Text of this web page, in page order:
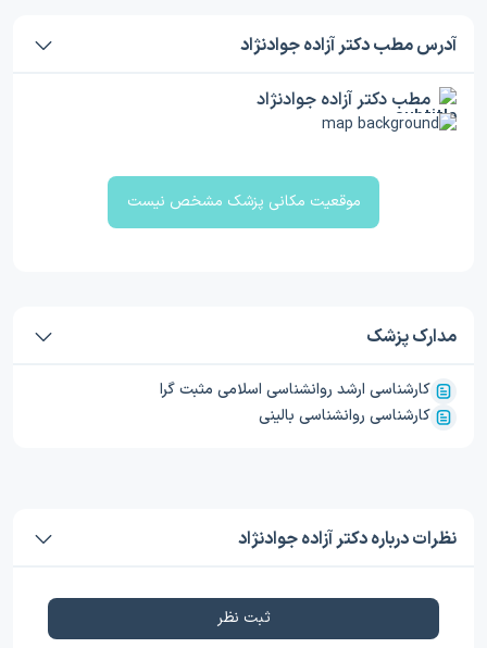
آدرس مطب دکتر آزاده جوادنژاد
مطب دکتر آزاده جوادنژاد
موقعیت مکانی پزشک مشخص نیست
مدارک پزشک
کارشناسی ارشد روانشناسی اسلامی مثبت گرا
کارشناسی روانشناسی بالینی
نظرات درباره دکتر آزاده جوادنژاد
ثبت نظر